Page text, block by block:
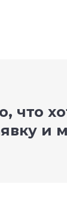
что
и